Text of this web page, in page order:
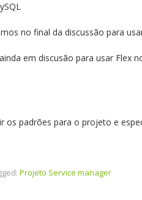
no final da discussão para
em discusão para usar Flex
os padrões para o projeto e
Projeto Service manager